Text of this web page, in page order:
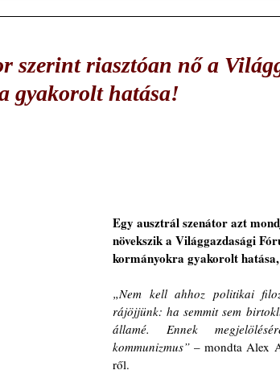
szerint riasztóan nő a
gyakorolt hatása!
Egy ausztrál szenátor azt
növekszik a Világgazdasági
kormányokra gyakorolt
„Nem kell ahhoz politikai
rájöjjünk: ha semmit sem
államé. Ennek
kommunizmus” – mondta Alex
ről.